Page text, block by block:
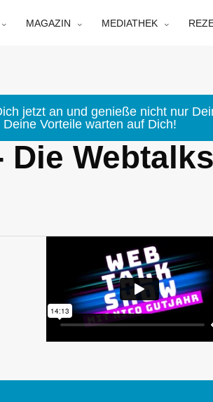
MAGAZIN MEDIATHEK
jetzt an und genieße nicht nur
Vorteile warten auf Dich!
Die